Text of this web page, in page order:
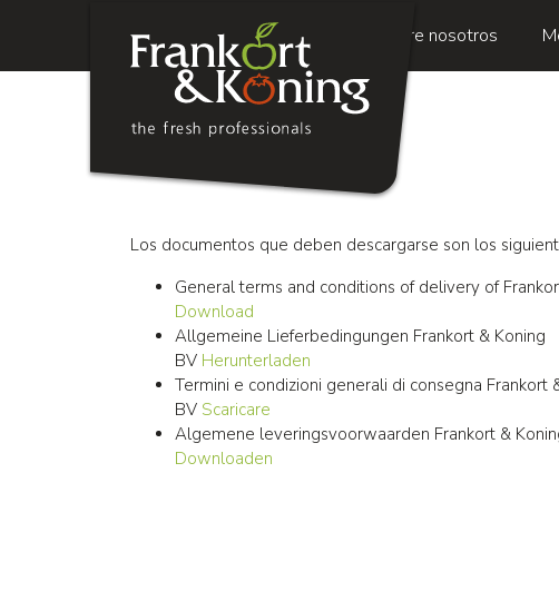
navigation
Sobre nosotros
Los documentos que deben descargarse son los
General terms and conditions of delivery of
Download
Allgemeine Lieferbedingungen Frankort & Koning
BV Herunterladen
Termini e condizioni generali di consegna Frankort
BV Scaricare
Algemene leveringsvoorwaarden Frankort &
Downloaden